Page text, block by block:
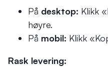
På desktop: Klikk
høyre.
På mobil: Klikk
Rask levering: